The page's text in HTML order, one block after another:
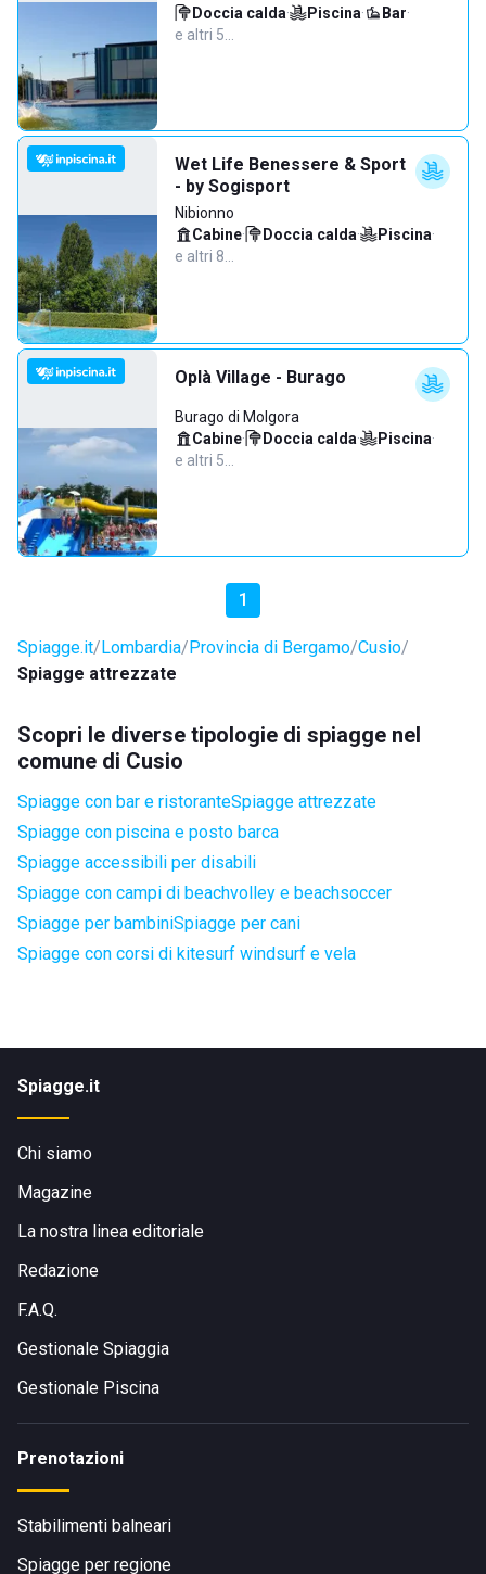
Doccia calda· Piscina· Bar·
e altri 5…
Wet Life Benessere & Sport
- by Sogisport
Nibionno
Cabine· Doccia calda· Piscina·
e altri 8…
Oplà Village - Burago
Burago di Molgora
Cabine· Doccia calda· Piscina·
e altri 5…
1
Spiagge.it Lombardia Provincia di Bergamo Cusio
Spiagge attrezzate
Scopri le diverse tipologie di spiagge nel
comune di Cusio
Spiagge con bar e ristoranteSpiagge attrezzate
Spiagge con piscina e posto barca
Spiagge accessibili per disabili
Spiagge con campi di beachvolley e beachsoccer
Spiagge per bambiniSpiagge per cani
Spiagge con corsi di kitesurf windsurf e vela
Spiagge.it
Chi siamo
Magazine
La nostra linea editoriale
Redazione
F.A.Q.
Gestionale Spiaggia
Gestionale Piscina
Prenotazioni
Stabilimenti balneari
Spiagge per regione